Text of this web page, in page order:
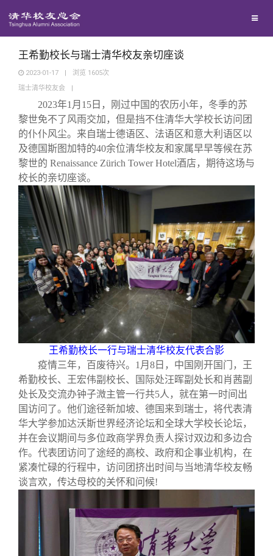
地区联络
院系校友工作
专业委员会
兴趣群体
西南联大校友会
回馈母校
捐赠新闻
捐赠纪事
捐赠方法
义工计划
《清华校友通讯》
《水木清华》
我要订阅
新媒体平台
百年清华
清华人物
清华故事
青春风采
校友文苑
校友讲坛
校友视界
校友服务
终身学习
信息化服务
三创大赛
实用信息
校友总会
总会简介
会长致辞
总会章程
理事会名单
制度法规
联系我们
关闭
王希勤校长与瑞士清华校友亲切座谈
2023-01-17 | 浏览 1605次
瑞士清华校友会
|
2023年1 月 15 日，刚过中国的农历小年，冬季的苏
黎世免不了风雨交加，但是挡不住清华大学校长访问团
的仆仆风尘。来自瑞士德语区、法语区和意大利语区以
及德国斯图加特的40余位清华校友和家属早早等候在苏
黎世的 Renaissance Zürich Tower Hotel酒店，期待这场与
校长的亲切座谈。
王希勤校长一行与瑞士清华校友代表合影
疫情三年，百废待兴。 1 月 8 日，中国刚开国门，王
希勤校长、王宏伟副校长、国际处汪晖副处长和肖茜副
处长及交流办钟子溦主管一行共5人，就在第一时间出
国访问了。他们途径新加坡、德国来到瑞士，将代表清
华大学参加达沃斯世界经济论坛和全球大学校长论坛，
并在会议期间与多位政商学界负责人探讨双边和多边合
作。代表团访问了途经的高校、政府和企事业机构，在
紧凑忙碌的行程中，访问团挤出时间与当地清华校友畅
谈言欢，传达母校的关怀和问候!